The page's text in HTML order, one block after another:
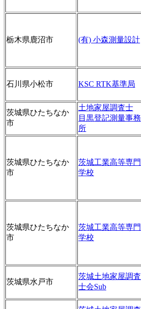
栃木県鹿沼市 (有) 小森測量設計
石川県小松市 KSC RTK基準局
茨城県ひたちなか
市
土地家屋調査士
目黒登記測量事務
所
茨城県ひたちなか
市
茨城工業高等専門
学校
茨城県ひたちなか
市
茨城工業高等専門
学校
茨城県水戸市
茨城土地家屋調査
士会Sub